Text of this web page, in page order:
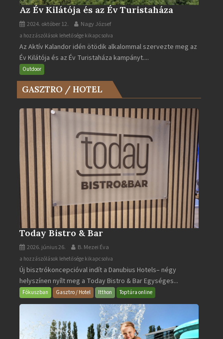
Az Év Kilátója és az Év Turistaháza
2024. október 12. Nagy József
Az
Év
Kilátója
és
az
Év
bejegyzéshez
a hozzászólások lehetősége kikapcsolva
Az Aktív Kalandor idén ötödik alkalommal szervezte meg az
Év Kilátója és az Év Turistaháza kampányt....
Outdoor
GASZTRO / HOTEL
Today Bistro & Bar
2026. június 26. B. Mezei Éva
Today
Bistro
&
Bar
a hozzászólások lehetősége kikapcsolva
Új bisztrókoncepcióval indít a Danubius Hotels– négy
helyszínen nyílt meg a Today Bistro & Bar Egységes...
Fókuszban Gasztro / Hotel Itthon Toptúra online